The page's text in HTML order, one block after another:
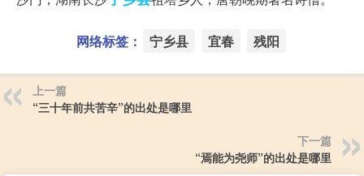
网络标签： 宁乡县 宜春 残阳
上一篇
“三十年前共苦辛”的出处是哪里
下一篇
“焉能为尧师”的出处是哪里